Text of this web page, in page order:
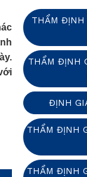
THẨM ĐỊNH
THẨM ĐỊNH
ĐỊNH
THẨM ĐỊNH
THẨM ĐỊNH